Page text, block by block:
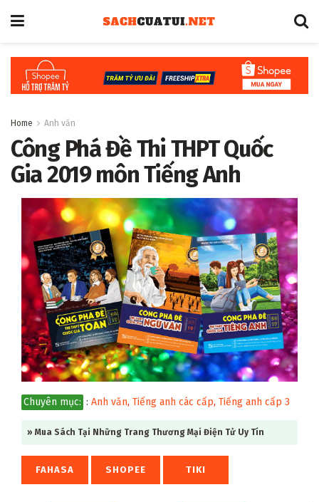
Home Anh văn
Công Phá Đề Thi THPT Quốc
Gia 2019 môn Tiếng Anh
Chuyên mục: : Anh văn, Tiếng anh các cấp, Tiếng anh cấp 3
» Mua Sách Tại Những Trang Thương Mại Điện Tử Uy Tín
FAHASA SHOPEE TIKI